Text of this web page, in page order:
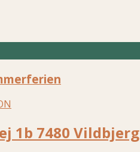
1b 7480 Vildbjerg